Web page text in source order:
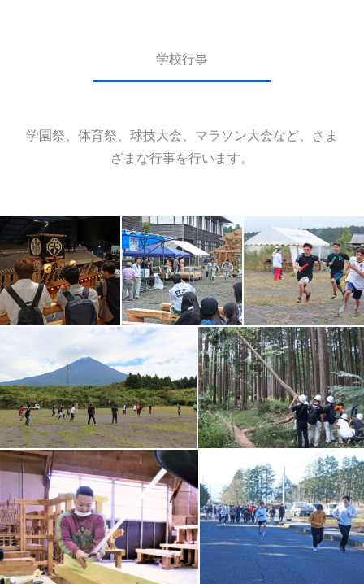
学校行事
学園祭、体育祭、球技大会、マラソン大会など、さま
ざまな行事を行います。